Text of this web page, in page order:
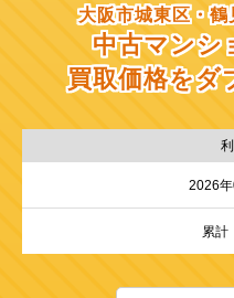
大阪市城東区・
中古マンシ
買取価格をダ
2026
累計